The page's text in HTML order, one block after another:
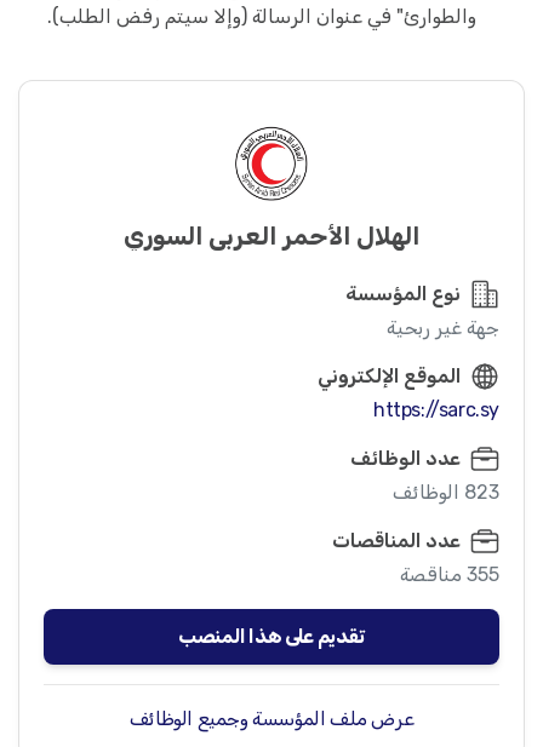
والطوارئ" في عنوان الرسالة (وإلا سيتم رفض الطلب).
الهلال الأحمر العربي السوري
نوع المؤسسة
جهة غير ربحية
الموقع الإلكتروني
https://sarc.sy
عدد الوظائف
823 الوظائف
عدد المناقصات
355 مناقصة
تقديم على هذا المنصب
عرض ملف المؤسسة وجميع الوظائف